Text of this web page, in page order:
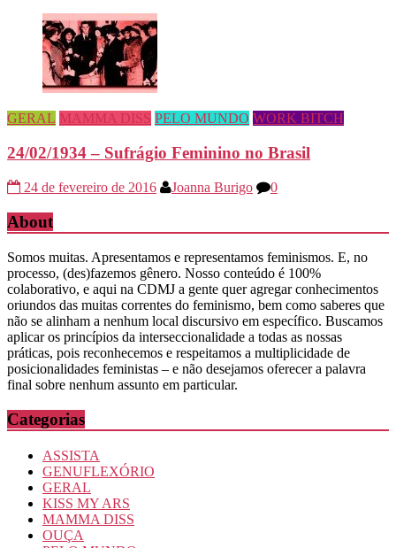
GERAL MAMMA DISS PELO MUNDO WORK BITCH
24/02/1934 – Sufrágio Feminino no Brasil
24 de fevereiro de 2016 Joanna Burigo 0
About
Somos muitas. Apresentamos e representamos feminismos. E, no
processo, (des)fazemos gênero. Nosso conteúdo é 100%
colaborativo, e aqui na CDMJ a gente quer agregar conhecimentos
oriundos das muitas correntes do feminismo, bem como saberes que
não se alinham a nenhum local discursivo em específico. Buscamos
aplicar os princípios da interseccionalidade a todas as nossas
práticas, pois reconhecemos e respeitamos a multiplicidade de
posicionalidades feministas – e não desejamos oferecer a palavra
final sobre nenhum assunto em particular.
Categorias
ASSISTA
GENUFLEXÓRIO
GERAL
KISS MY ARS
MAMMA DISS
OUÇA